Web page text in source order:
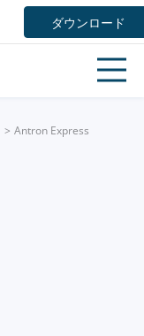
ダウンロード
Antron Express